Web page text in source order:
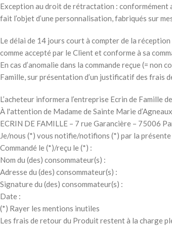
Exception au droit de rétractation : conformément
fait l’objet d’une personnalisation, fabriqués sur
Le délai de 14 jours court à compter de la
comme accepté par le Client et conforme à sa
En cas d’anomalie dans la commande reçue (=
Famille, sur présentation d’un justificatif des frais
L’acheteur informera l’entreprise Ecrin de Famille
À l'attention de Madame de Sainte Marie d’Agneaux
ECRIN DE FAMILLE – 7 rue Garancière – 75006
Je/nous (*) vous notifie/notifions (*) par la
Commandé le (*)/reçu le (*) :
Nom du (des) consommateur(s) :
Adresse du (des) consommateur(s) :
Signature du (des) consommateur(s) :
Date :
(*) Rayer les mentions inutiles
Les frais de retour du Produit restent à la charge